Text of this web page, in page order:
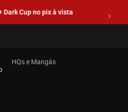
Dark Cup no pix à vista
HQs e Mangás